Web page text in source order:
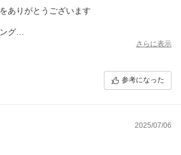
ありがとうございます
グ
さらに表示
参考になった
2025/07/06